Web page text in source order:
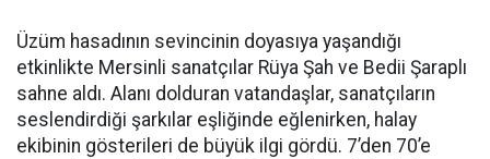
Üzüm hasadının sevincinin doyasıya yaşandığı
etkinlikte Mersinli sanatçılar Rüya Şah ve Bedii Şaraplı
sahne aldı. Alanı dolduran vatandaşlar, sanatçıların
seslendirdiği şarkılar eşliğinde eğlenirken, halay
ekibinin gösterileri de büyük ilgi gördü. 7’den 70’e